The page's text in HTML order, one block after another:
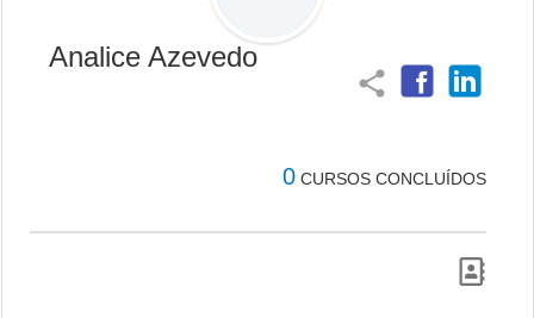
Analice Azevedo
share
0 CURSOS CONCLUÍDOS